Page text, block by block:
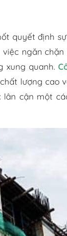
quyết định
ngăn
xung quanh.
lượng cao
cận một